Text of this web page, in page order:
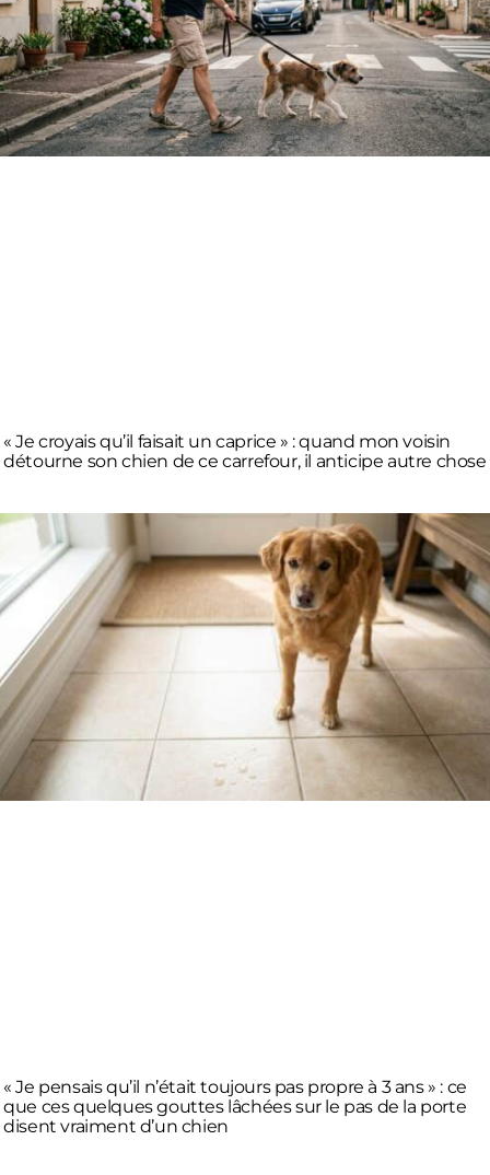
« Je croyais qu’il faisait un caprice » : quand mon voisin
détourne son chien de ce carrefour, il anticipe autre chose
« Je pensais qu’il n’était toujours pas propre à 3 ans » : ce
que ces quelques gouttes lâchées sur le pas de la porte
disent vraiment d’un chien